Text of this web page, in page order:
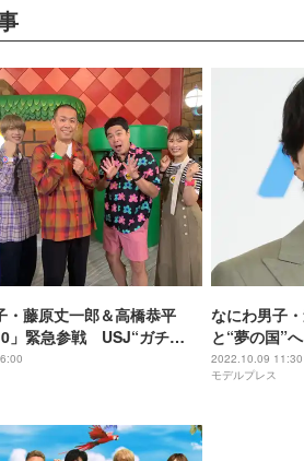
・藤原丈一郎＆高橋恭平
」緊急参戦 USJ“ガチ
ニア情報とは？
なにわ男子
と“夢の国”
「最強の2人
2022.10.09 11:30
モデルプレス